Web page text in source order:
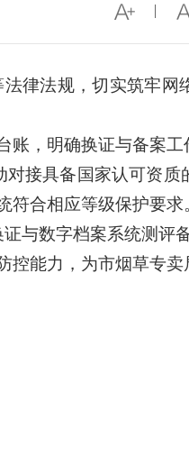
律法规，切实筑牢网
账，明确换证与备案
对接具备国家认可资质
符合相应等级保护要求
证与数字档案系统测评
控能力，为市烟草专卖